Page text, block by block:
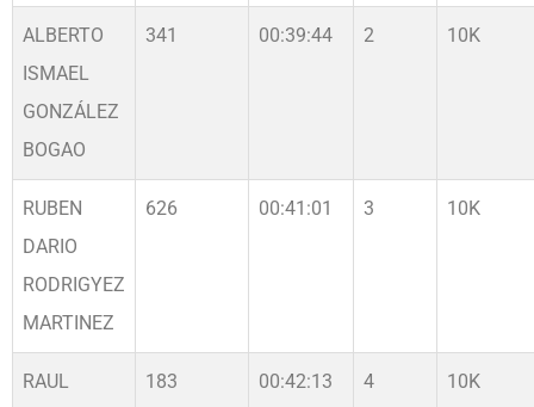
ALBERTO
ISMAEL
GONZÁLEZ
BOGAO
341 00:39:44 2 10K
RUBEN
DARIO
RODRIGYEZ
MARTINEZ
626 00:41:01 3 10K
RAUL
183 00:42:13 4 10K